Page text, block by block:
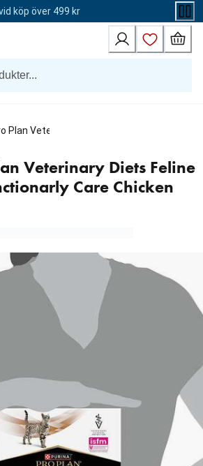
köp över 499 kr
Plan Veterinary Diets Feline NF Renal
Veterinary Diets Feline
Care Chicken